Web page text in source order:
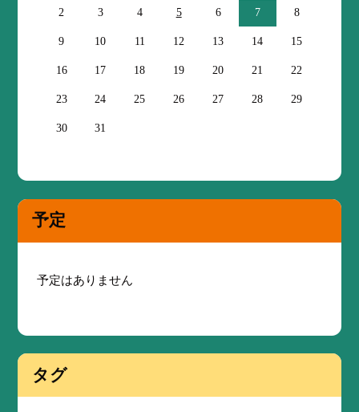
2 3 4 5 6 7 8
9 10 11 12 13 14 15
16 17 18 19 20 21 22
23 24 25 26 27 28 29
30 31
予定
予定はありません
タグ